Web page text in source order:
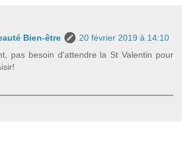
Bien-être
20 février 2019 à 14:10
pas besoin d'attendre la St Valentin pour